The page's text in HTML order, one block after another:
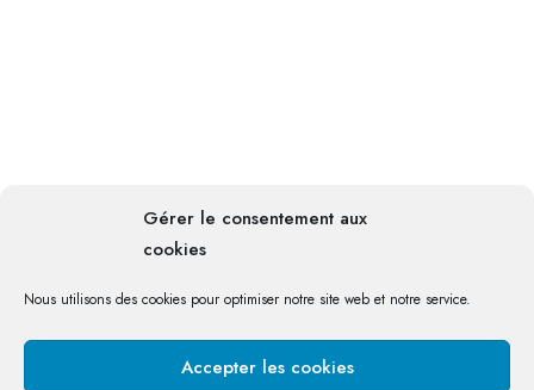
Gérer le consentement aux
cookies
Nous utilisons des cookies pour optimiser notre site web et notre service.
Accepter les cookies